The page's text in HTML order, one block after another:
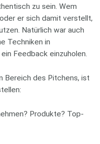
zu sein. Wem
er sich damit verstellt,
Natürlich war auch
Techniken in
Feedback einzuholen.
Bereich des Pitchens, ist
Produkte? Top-